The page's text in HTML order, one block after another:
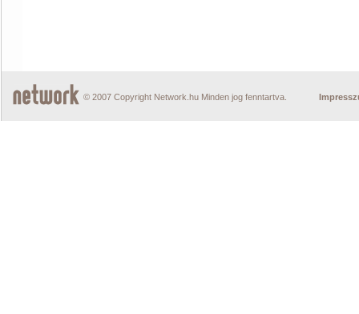
© 2007 Copyright Network.hu Minden jog fenntartva.